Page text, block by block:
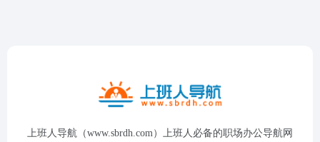
上班人导航（www.sbrdh.com）上班人必备的职场办公导航网